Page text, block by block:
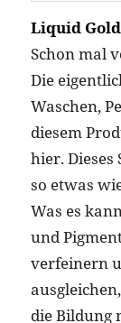
Liquid
Schon mal
Die
Waschen,
diesem
hier.
so etwas
Was es
und
verfeinern
die Bildung